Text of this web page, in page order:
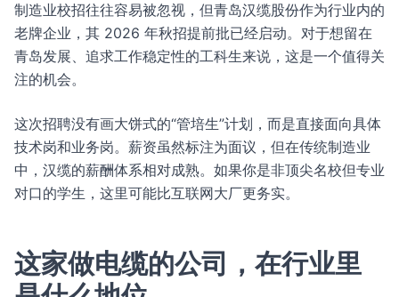
制造业校招往往容易被忽视，但青岛汉缆股份作为行业内的
老牌企业，其 2026 年秋招提前批已经启动。对于想留在
青岛发展、追求工作稳定性的工科生来说，这是一个值得关
注的机会。
这次招聘没有画大饼式的“管培生”计划，而是直接面向具体
技术岗和业务岗。薪资虽然标注为面议，但在传统制造业
中，汉缆的薪酬体系相对成熟。如果你是非顶尖名校但专业
对口的学生，这里可能比互联网大厂更务实。
这家做电缆的公司，在行业里